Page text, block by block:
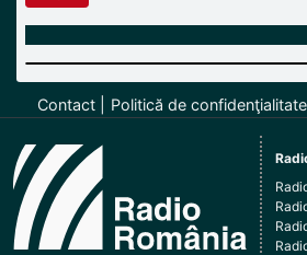
Contact Politică de confidenţialitate